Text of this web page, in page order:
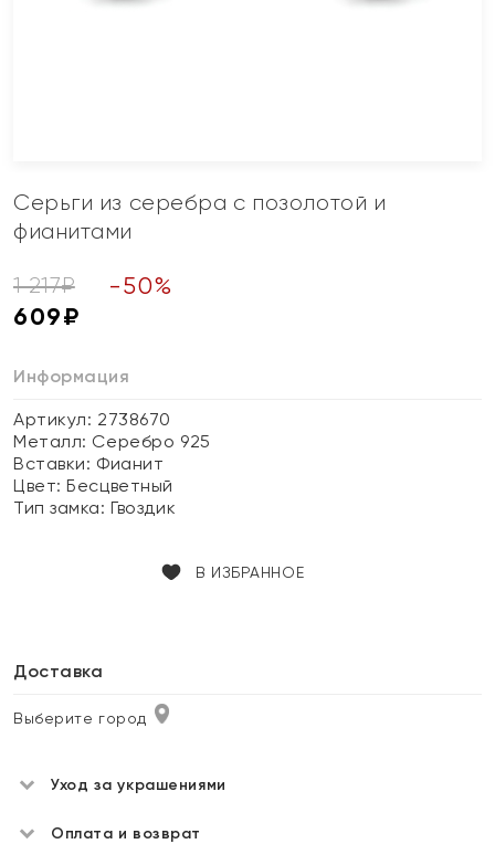
Серьги из серебра с позолотой и
фианитами
1 217₽ -50%
609₽
Информация
Артикул: 2738670
Металл: Серебро 925
Вставки: Фианит
Цвет:Бесцветный
Тип замка:Гвоздик
В ИЗБРАННОЕ
Доставка
Выберите город
Уход за украшениями
Оплата и возврат